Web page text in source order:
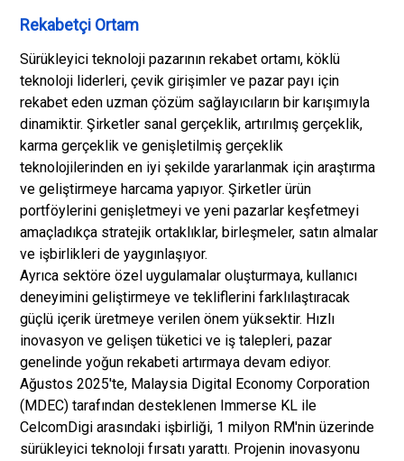
Rekabetçi Ortam
Sürükleyici teknoloji pazarının rekabet ortamı, köklü
teknoloji liderleri, çevik girişimler ve pazar payı için
rekabet eden uzman çözüm sağlayıcıların bir karışımıyla
dinamiktir. Şirketler sanal gerçeklik, artırılmış gerçeklik,
karma gerçeklik ve genişletilmiş gerçeklik
teknolojilerinden en iyi şekilde yararlanmak için araştırma
ve geliştirmeye harcama yapıyor. Şirketler ürün
portföylerini genişletmeyi ve yeni pazarlar keşfetmeyi
amaçladıkça stratejik ortaklıklar, birleşmeler, satın almalar
ve işbirlikleri de yaygınlaşıyor.
Ayrıca sektöre özel uygulamalar oluşturmaya, kullanıcı
deneyimini geliştirmeye ve tekliflerini farklılaştıracak
güçlü içerik üretmeye verilen önem yüksektir. Hızlı
inovasyon ve gelişen tüketici ve iş talepleri, pazar
genelinde yoğun rekabeti artırmaya devam ediyor.
Ağustos 2025'te, Malaysia Digital Economy Corporation
(MDEC) tarafından desteklenen Immerse KL ile
CelcomDigi arasındaki işbirliği, 1 milyon RM'nin üzerinde
sürükleyici teknoloji fırsatı yarattı. Projenin inovasyonu